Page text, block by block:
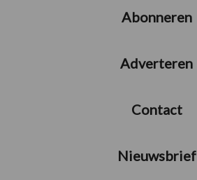
Abonneren
Adverteren
Contact
Nieuwsbrief